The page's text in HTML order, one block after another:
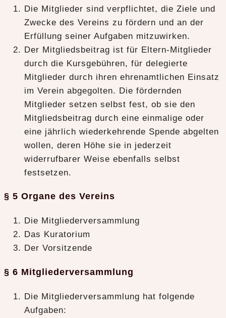
Die Mitglieder sind verpflichtet, die Ziele und
Zwecke des Vereins zu fördern und an der
Erfüllung seiner Aufgaben mitzuwirken.
Der Mitgliedsbeitrag ist für Eltern-Mitglieder
durch die Kursgebühren, für delegierte
Mitglieder durch ihren ehrenamtlichen Einsatz
im Verein abgegolten. Die fördernden
Mitglieder setzen selbst fest, ob sie den
Mitgliedsbeitrag durch eine einmalige oder
eine jährlich wiederkehrende Spende abgelten
wollen, deren Höhe sie in jederzeit
widerrufbarer Weise ebenfalls selbst
festsetzen.
§ 5 Organe des Vereins
Die Mitgliederversammlung
Das Kuratorium
Der Vorsitzende
§ 6 Mitgliederversammlung
Die Mitgliederversammlung hat folgende
Aufgaben: